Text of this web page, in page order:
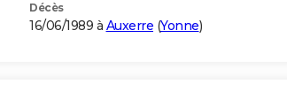
Décès
16/06/1989 à Auxerre (Yonne)